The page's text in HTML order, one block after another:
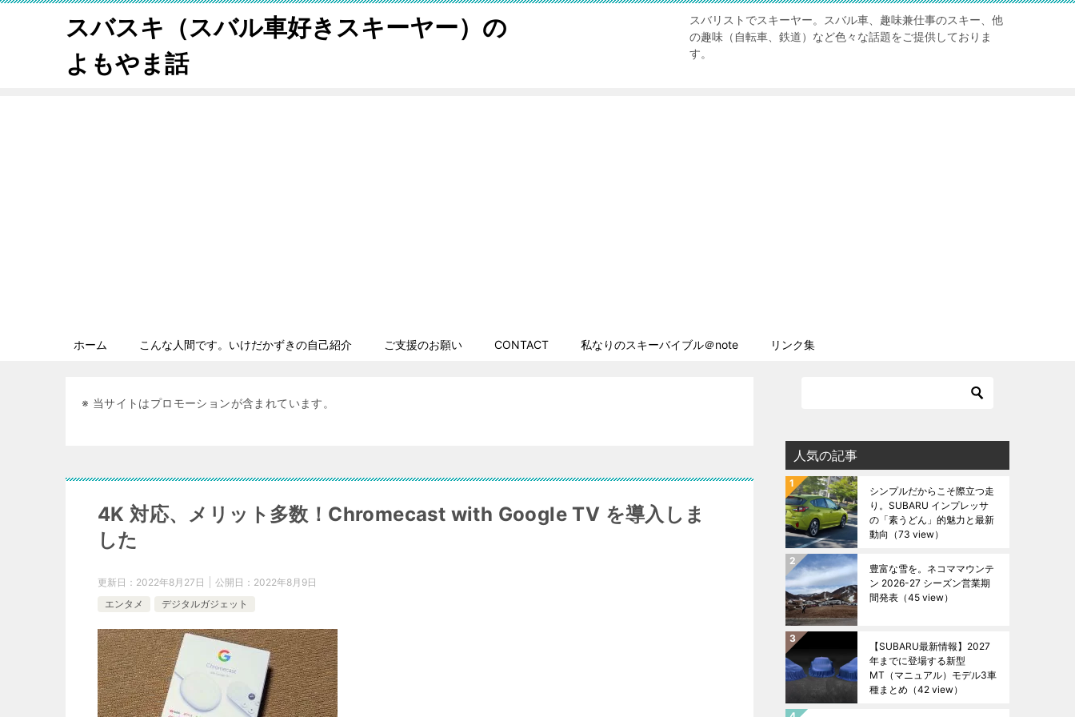
スバスキ（スバル車好きスキーヤー）の
よもやま話
スバリストでスキーヤー。スバル車、趣味兼仕事のスキー、他
の趣味（自転車、鉄道）など色々な話題をご提供しておりま
す。
ホーム こんな人間です。いけだかずきの自己紹介 ご支援のお願い CONTACT 私なりのスキーバイブル＠note リンク集
※ 当サイトはプロモーションが含まれています。
4K 対応、メリット多数！Chromecast with Google TV を導入しま
した
更新日： 2022年8月27日 公開日： 2022年8月9日
エンタメ
デジタルガジェット
人気の記事
シンプルだからこそ際立つ走
り。SUBARU インプレッサ
の「素うどん」的魅力と最新
動向 （73 view）
豊富な雪を。ネコママウンテ
ン 2026-27 シーズン営業期
間発表 （45 view）
【SUBARU最新情報】2027
年までに登場する新型
MT（マニュアル）モデル3車
種まとめ （42 view）